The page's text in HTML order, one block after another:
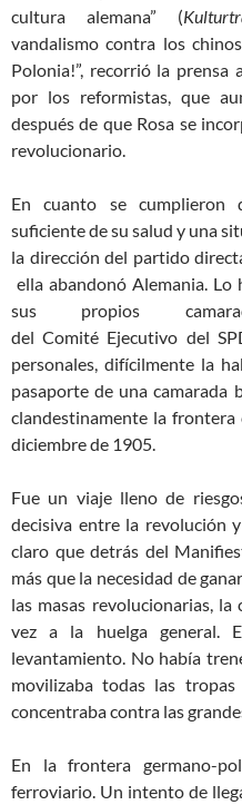
cultura alemana”
(
vandalismo contra los
Polonia!”, recorrió la prensa
por los reformistas, que
después de que Rosa se
revolucionario.
En cuanto se cumplieron
suficiente de su salud y una
la dirección del partido
ellaabandonó Alemania. Lo
sus propios
delComité Ejecutivo del
personales, difícilmente la
pasaporte de una camarada
clandestinamente la
diciembre de 1905.
Fue un viaje lleno de
decisiva entre la revolución
claro que detrás del
más que la necesidad de
las masas revolucionarias,
vez a la huelga general.
levantamiento. No había
movilizaba todas las
concentraba contra las
En la frontera germano-
ferroviario. Un intento de